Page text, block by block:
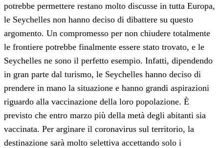
potrebbe permettere restano molto discusse in tutta Europa,
le Seychelles non hanno deciso di dibattere su questo
argomento. Un compromesso per non chiudere totalmente
le frontiere potrebbe finalmente essere stato trovato, e le
Seychelles ne sono il perfetto esempio. Infatti, dipendendo
in gran parte dal turismo, le Seychelles hanno deciso di
prendere in mano la situazione e hanno grandi aspirazioni
riguardo alla vaccinazione della loro popolazione. È
previsto che entro marzo più della metà degli abitanti sia
vaccinata. Per arginare il coronavirus sul territorio, la
destinazione sarà molto selettiva accettando solo i